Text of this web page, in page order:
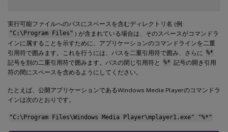
実行可能ファイルへのパスにスペースを含むディレクトリ名 (例:
"C:\Program Files" ) が含まれている場合は、そのスペースがコマンドラ
インに属することを示すために、アプリケーションのコマンドラインを二重
引用符で囲みます。これを行うには、パスを二重引用符で囲み、さらに %*
記号を別の二重引用符で囲みます。パスの閉じ引用符と
%* 記号の開き引用
符の間にスペースを含めるようにしてください。
たとえば、公開アプリケーションであるWindows Media Playerのコマンドラ
インは次のとおりです。
"C:\Program Files\Windows Media Player\mplayer1.exe" "%*"